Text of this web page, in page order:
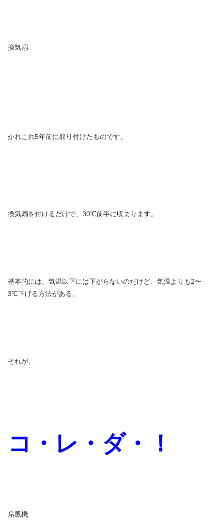
換気扇
かれこれ5年前に取り付けたものです。
換気扇を付けるだけで、30℃前半に収まります。
基本的には、気温以下には下がらないのだけど、気温よりも2〜
3℃下げる方法がある。
それが、
コ・レ・ダ・！
扇風機